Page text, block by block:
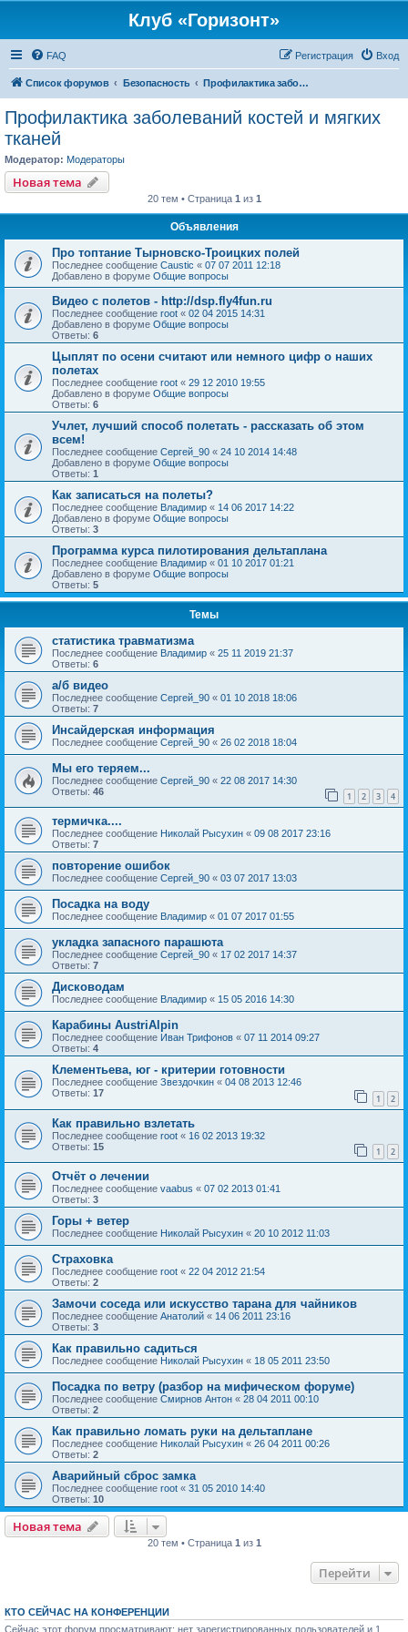
Клуб «Горизонт»
FAQ Вход
Регистрация
Список форумов Безопасность Профилактика заболеваний костей и мягких тканей
Профилактика заболеваний костей и мягких
тканей
Модератор: Модераторы
Новая тема
20 тем • Страница 1 из 1
Объявления
Про топтание Тырновско-Троицких полей
Последнее сообщение Caustic « 07 07 2011 12:18
Добавлено в форуме Общие вопросы
Видео с полетов - http://dsp.fly4fun.ru
Последнее сообщение root « 02 04 2015 14:31
Добавлено в форуме Общие вопросы
Ответы: 6
Цыплят по осени считают или немного цифр о наших
полетах
Последнее сообщение root « 29 12 2010 19:55
Добавлено в форуме Общие вопросы
Ответы: 6
Учлет, лучший способ полетать - рассказать об этом
всем!
Последнее сообщение Сергей_90 « 24 10 2014 14:48
Добавлено в форуме Общие вопросы
Ответы: 1
Как записаться на полеты?
Последнее сообщение Владимир « 14 06 2017 14:22
Добавлено в форуме Общие вопросы
Ответы: 3
Программа курса пилотирования дельтаплана
Последнее сообщение Владимир « 01 10 2017 01:21
Добавлено в форуме Общие вопросы
Ответы: 5
Темы
статистика травматизма
Последнее сообщение Владимир « 25 11 2019 21:37
Ответы: 6
а/б видео
Последнее сообщение Сергей_90 « 01 10 2018 18:06
Ответы: 7
Инсайдерская информация
Последнее сообщение Сергей_90 « 26 02 2018 18:04
Мы его теряем...
Последнее сообщение Сергей_90 « 22 08 2017 14:30
Ответы: 46 1 2 3 4
термичка....
Последнее сообщение Николай Рысухин « 09 08 2017 23:16
Ответы: 7
повторение ошибок
Последнее сообщение Сергей_90 « 03 07 2017 13:03
Посадка на воду
Последнее сообщение Владимир « 01 07 2017 01:55
укладка запасного парашюта
Последнее сообщение Сергей_90 « 17 02 2017 14:37
Ответы: 7
Дисководам
Последнее сообщение Владимир « 15 05 2016 14:30
Карабины AustriAlpin
Последнее сообщение Иван Трифонов « 07 11 2014 09:27
Ответы: 4
Клементьева, юг - критерии готовности
Последнее сообщение Звездочкин « 04 08 2013 12:46
Ответы: 17 1 2
Как правильно взлетать
Последнее сообщение root « 16 02 2013 19:32
Ответы: 15 1 2
Отчёт о лечении
Последнее сообщение vaabus « 07 02 2013 01:41
Ответы: 3
Горы + ветер
Последнее сообщение Николай Рысухин « 20 10 2012 11:03
Страховка
Последнее сообщение root « 22 04 2012 21:54
Ответы: 2
Замочи соседа или искусство тарана для чайников
Последнее сообщение Анатолий « 14 06 2011 23:16
Ответы: 3
Как правильно садиться
Последнее сообщение Николай Рысухин « 18 05 2011 23:50
Посадка по ветру (разбор на мифическом форуме)
Последнее сообщение Смирнов Антон « 28 04 2011 00:10
Ответы: 2
Как правильно ломать руки на дельтаплане
Последнее сообщение Николай Рысухин « 26 04 2011 00:26
Ответы: 2
Аварийный сброс замка
Последнее сообщение root « 31 05 2010 14:40
Ответы: 10
Новая тема
20 тем • Страница 1из 1
Перейти
КТО СЕЙЧАС НА КОНФЕРЕНЦИИ
Сейчас этот форум просматривают: нет зарегистрированных пользователей и 1